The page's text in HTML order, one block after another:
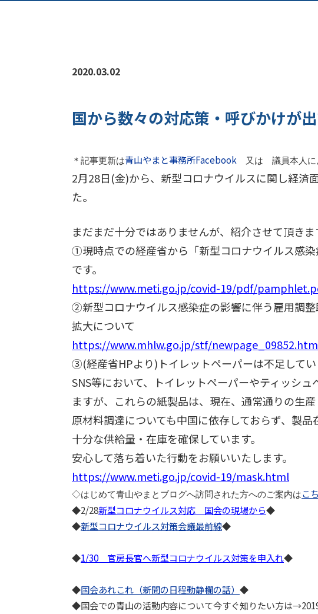
2020.03.02
国から数々の対応策・呼びかけが
＊記事更新は青山やまと事務所Facebook 又は 議員本人に
2月28日(金)から、新型コロナウイルスに関し経済
た。
まだまだ十分ではありませんが、紹介させて頂きま
①現時点での経産省から「新型コロナウイルス感
です。
https://www.meti.go.jp/covid-19/pdf/
②新型コロナウイルス感染症の影響に伴う雇用調
拡大について
https://www.mhlw.go.jp/stf/
③(経産省HPより)トイレットペーパーは不足してい
SNS等において、トイレットペーパーやティッシ
ますが、これらの紙製品は、現在、通常通りの生産
原材料調達についても中国に依存しておらず、製
十分な供給量・在庫を確保しています。
安心して落ち着いた行動をお願いいたします。
https://www.meti.go.jp/covid-19/mask.html
◇はじめて青山やまとブログへ訪問された方へのご案内はこ
◆2/28新型コロナウイルス対応 国会の現場から◆
◆新型コロナウイルス対策会議最前線◆
◆1/30 官房長官へ新型コロナウイルス対策を申入れ◆
◆国会あれこれ（新聞の日程動静欄の話） ◆
◆国会での青山の活動内容について今すぐ知りたい方は